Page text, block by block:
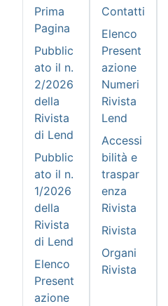
Prima
Pagina
Pubblic
ato il n.
2/2026
della
Rivista
di Lend
Pubblic
ato il n.
1/2026
della
Rivista
di Lend
Elenco
Present
azione
Contatti
Elenco
Present
azione
Numeri
Rivista
Lend
Accessi
bilità e
traspar
enza
Rivista
Rivista
Organi
Rivista